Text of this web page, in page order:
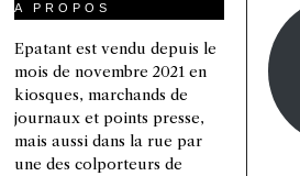
A PROPOS
Epatant est vendu depuis le
mois de novembre 2021 en
kiosques, marchands de
journaux et points presse,
mais aussi dans la rue par
une des colporteurs de